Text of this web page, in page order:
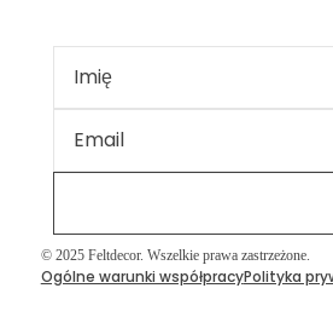
Sufity i wyspy sufitowe
© 2025 Feltdecor. Wszelkie prawa zastrzeżone.
Ogólne warunki współpracyPolityka